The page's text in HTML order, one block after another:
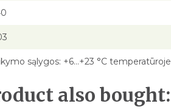
sąlygos: +6…+23 °C temperatūroje
also bought: